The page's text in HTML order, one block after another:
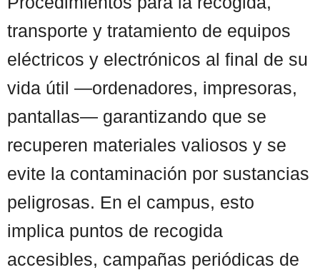
transporte y tratamiento de equipos
eléctricos y electrónicos al final de su
vida útil —ordenadores, impresoras,
pantallas— garantizando que se
recuperen materiales valiosos y se
evite la contaminación por sustancias
peligrosas. En el campus, esto
implica puntos de recogida
accesibles, campañas periódicas de